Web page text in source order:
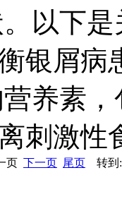
以下
银屑病
养素
刺激性
页 下一页 尾页 转到: